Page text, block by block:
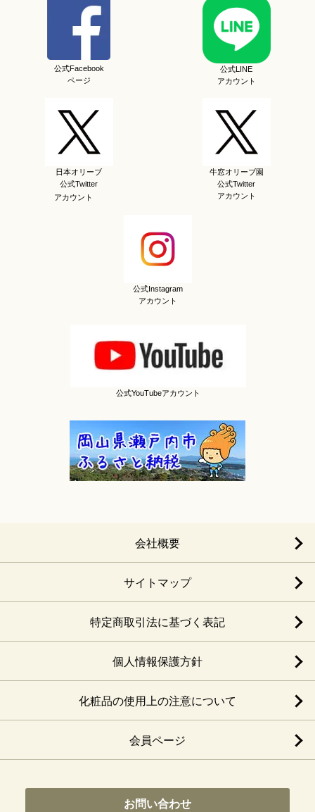
公式Facebook
ページ
公式LINE
アカウント
日本オリーブ
公式Twitter
アカウント
牛窓オリーブ園
公式Twitter
アカウント
公式Instagram
アカウント
公式YouTubeアカウント
会社概要
サイトマップ
特定商取引法に基づく表記
個人情報保護方針
化粧品の使用上の注意について
会員ページ
お問い合わせ